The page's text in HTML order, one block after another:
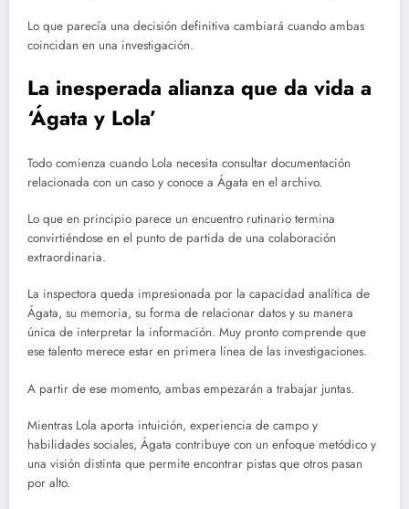
Lo que parecía una decisión definitiva cambiará cuando ambas
coincidan en una investigación.
La inesperada alianza que da vida a
‘Ágata y Lola’
Todo comienza cuando Lola necesita consultar documentación
relacionada con un caso y conoce a Ágata en el archivo.
Lo que en principio parece un encuentro rutinario termina
convirtiéndose en el punto de partida de una colaboración
extraordinaria.
La inspectora queda impresionada por la capacidad analítica de
Ágata, su memoria, su forma de relacionar datos y su manera
única de interpretar la información. Muy pronto comprende que
ese talento merece estar en primera línea de las investigaciones.
A partir de ese momento, ambas empezarán a trabajar juntas.
Mientras Lola aporta intuición, experiencia de campo y
habilidades sociales, Ágata contribuye con un enfoque metódico y
una visión distinta que permite encontrar pistas que otros pasan
por alto.